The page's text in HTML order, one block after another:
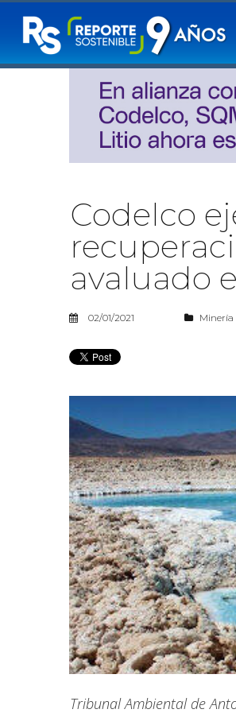
Codelco
avaluado
02/01/2021 Minería
Tribunal Ambiental de